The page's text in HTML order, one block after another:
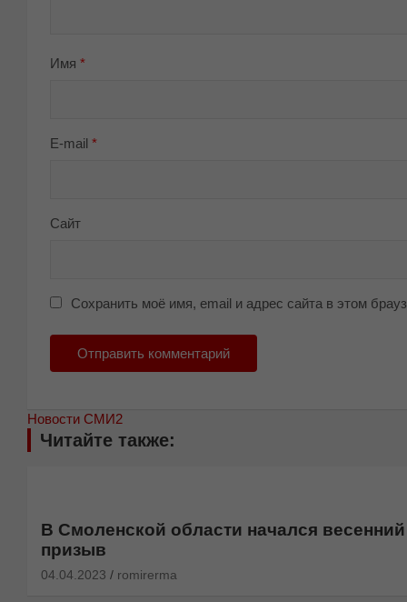
Имя *
E-mail *
Сайт
Сохранить моё имя, email и адрес сайта в этом
Новости СМИ2
Читайте также:
В Смоленской области начался весенний
призыв
04.04.2023 romirerma